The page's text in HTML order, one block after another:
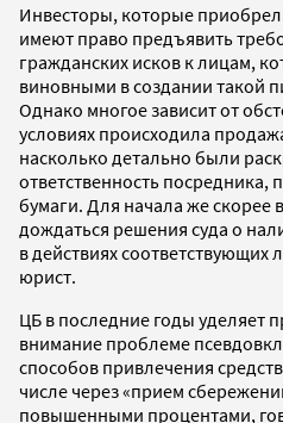
Инвесторы, которые
имеют право предъявить
гражданских исков к лицам,
виновными в создании такой
Однако многое зависит от
условиях происходила
насколько детально были
ответственность посредника,
бумаги. Для начала же скорее
дождаться решения суда о
в действиях соответствующих
юрист.
ЦБ в последние годы уделяет
внимание проблеме
способов привлечения
числе через «прием
повышенными процентами,